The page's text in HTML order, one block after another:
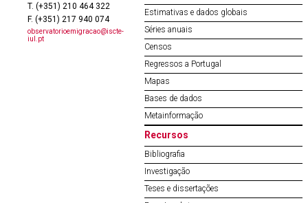
T. (+351) 210 464 322
F. (+351) 217 940 074
observatorioemigracao@iscte-
iul.pt
Estimativas e dados globais
Séries anuais
Censos
Regressos a Portugal
Mapas
Bases de dados
Metainformação
Recursos
Bibliografia
Investigação
Teses e dissertações